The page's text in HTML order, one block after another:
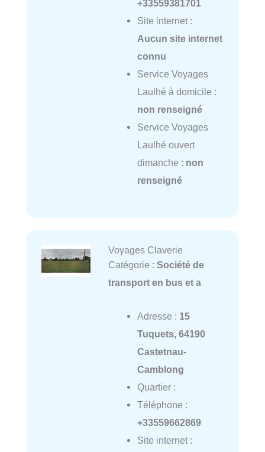
+33559381701
Site internet :
Aucun site internet
connu
Service Voyages
Laulhé à domicile :
non renseigné
Service Voyages
Laulhé ouvert
dimanche : non
renseigné
Voyages Claverie
Catégorie : Société de
transport en bus et a
Adresse : 15
Tuquets, 64190
Castetnau-
Camblong
Quartier :
Téléphone :
+33559662869
Site internet :